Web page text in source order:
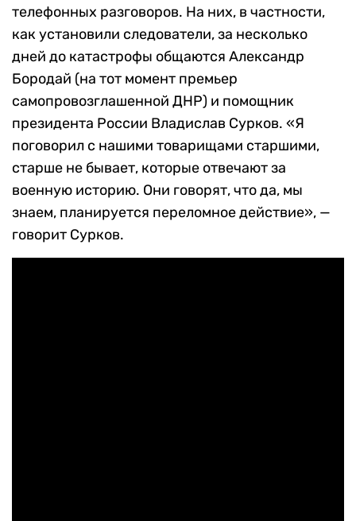
телефонных разговоров. На них, в частности,
как установили следователи, за несколько
дней до катастрофы общаются Александр
Бородай (на тот момент премьер
самопровозглашенной ДНР) и помощник
президента России Владислав Сурков. «Я
поговорил с нашими товарищами старшими,
старше не бывает, которые отвечают за
военную историю. Они говорят, что да, мы
знаем, планируется переломное действие», —
говорит Сурков.